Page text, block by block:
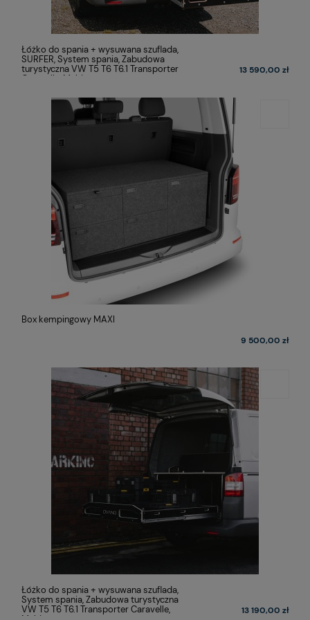
Łóżko do spania + wysuwana szuflada,
SURFER, System spania, Zabudowa
turystyczna VW T5 T6 T6.1 Transporter
Caravelle, Multivan
13 590,00 zł
Box kempingowy MAXI
9 500,00 zł
Łóżko do spania + wysuwana szuflada,
System spania, Zabudowa turystyczna
VW T5 T6 T6.1 Transporter Caravelle,
13 190,00 zł